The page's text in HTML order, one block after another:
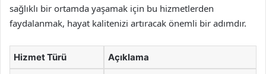
sağlıklı bir ortamda yaşamak için bu hizmetlerden
faydalanmak, hayat kalitenizi artıracak önemli bir adımdır.
Hizmet Türü Açıklama